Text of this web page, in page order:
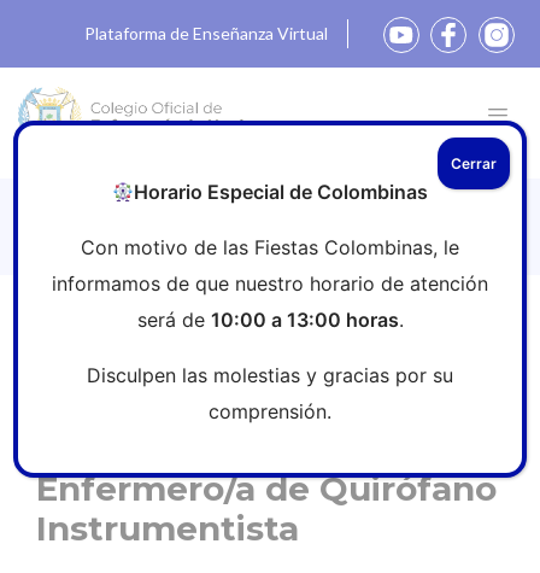
Plataforma de Enseñanza Virtual
Empleo»Enfermero/a de Quirófano
Instrumentista
Enfermero/a de Quirófano
Instrumentista
Horario Especial de Colombinas
Con motivo de las Fiestas Colombinas, le
informamos de que nuestro horario de atención
será de 10:00 a 13:00 horas.
Disculpen las molestias y gracias por su
comprensión.
Cerrar